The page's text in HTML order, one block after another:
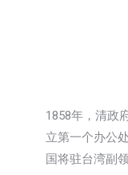
1858年，清政
立第一个办公
国将驻台湾副